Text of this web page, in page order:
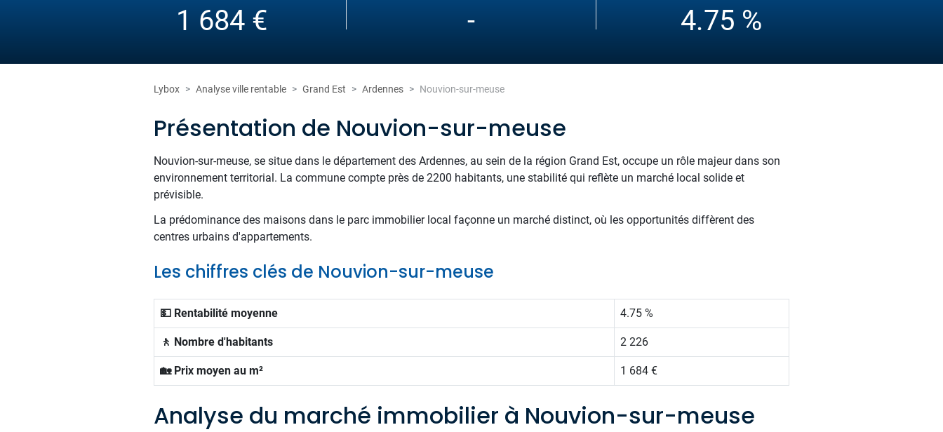
1 684 € - 4.75 %
Lybox Analyse ville rentable Grand Est Ardennes Nouvion-sur-meuse
Présentation de Nouvion-sur-meuse
Nouvion-sur-meuse, se situe dans le département des Ardennes, au sein de la région Grand Est, occupe un rôle majeur dans son
environnement territorial. La commune compte près de 2200 habitants, une stabilité qui reflète un marché local solide et
prévisible.
La prédominance des maisons dans le parc immobilier local façonne un marché distinct, où les opportunités diffèrent des
centres urbains d'appartements.
Les chiffres clés de Nouvion-sur-meuse
💵 Rentabilité moyenne 4.75 %
🚶 Nombre d'habitants 2 226
🏡 Prix moyen au m² 1 684 €
Analyse du marché immobilier à Nouvion-sur-meuse